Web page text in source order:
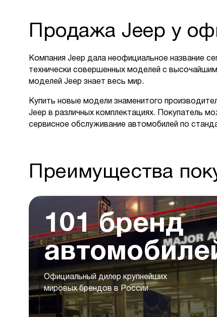
Продажа Jeep у
Компания Jeep дала неофициальное название
технически совершенных моделей с
моделей Jeep знает весь мир.
Купить новые модели знаменитого
Jeep в различных комплектациях. Покупатель
сервисное обслуживание автомобилей по
Преимущества
101 бренд
Официальный дилер крупнейших
мировых брендов в России